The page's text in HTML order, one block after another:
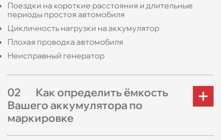
Поездки на короткие расстояния и длительные
периоды простоя автомобиля
Цикличность нагрузки на аккумулятор
Плохая проводка автомобиля
Неисправный генератор
02
Как определить ёмкость
Вашего аккумулятора по
маркировке